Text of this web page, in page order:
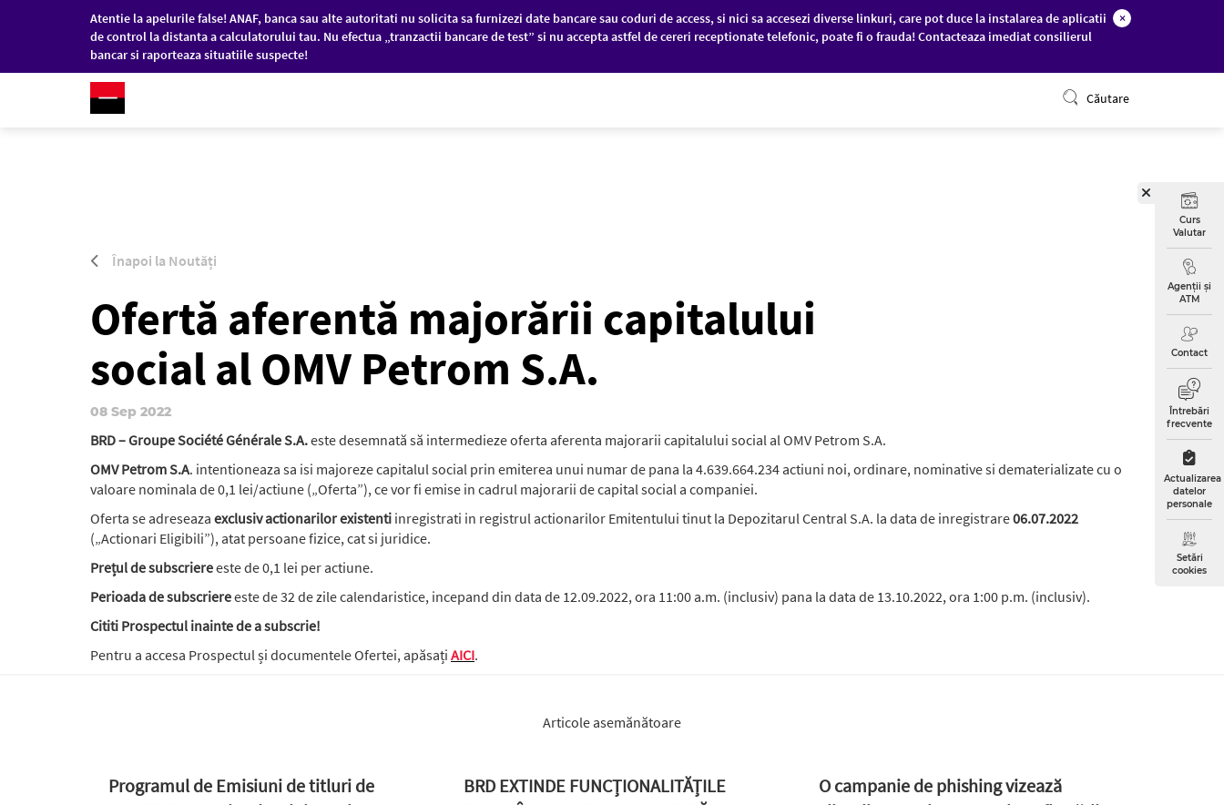
Atentie la apelurile false! ANAF, banca sau alte autoritati nu solicita sa furnizezi date bancare sau coduri de access, si nici sa accesezi diverse linkuri, care pot duce la instalarea de aplicatii
de control la distanta a calculatorului tau. Nu efectua „tranzactii bancare de test” si nu accepta astfel de cereri receptionate telefonic, poate fi o frauda! Contacteaza imediat consilierul
bancar si raporteaza situatiile suspecte!
×
RO/EN PERSOANE FIZICE
Căutare
Curs
Valutar
Agenții și
ATM
Contact
Întrebări
frecvente
Actualizarea
datelor
personale
Setări
cookies
Înapoi la Noutăți
Ofertă aferentă majorării capitalului
social al OMV Petrom S.A.
08 Sep 2022
BRD – Groupe Société Générale S.A.este desemnată să intermedieze oferta aferenta majorarii capitalului social al OMV Petrom S.A.
OMV Petrom S.A. intentioneaza sa isi majoreze capitalul social prin emiterea unui numar de pana la 4.639.664.234 actiuni noi, ordinare, nominative si dematerializate cu o
valoare nominala de 0,1 lei/actiune („Oferta”), ce vor fi emise in cadrul majorarii de capital social a companiei.
Oferta se adreseaza exclusiv actionarilor existenti inregistrati in registrul actionarilor Emitentului tinut la Depozitarul Central S.A. la data de inregistrare06.07.2022
(„Actionari Eligibili”), atat persoane fizice, cat si juridice.
Prețul de subscriereeste de 0,1 lei per actiune.
Perioada de subscriereeste de 32 de zile calendaristice, incepand din data de 12.09.2022, ora 11:00 a.m. (inclusiv) pana la data de 13.10.2022, ora 1:00 p.m. (inclusiv).
Cititi Prospectul inainte de a subscrie!
Pentru a accesa Prospectul și documentele Ofertei, apăsați AICI.
Articole asemănătoare
Programul de Emisiuni de titluri de
BRD EXTINDE FUNCȚIONALITĂȚILE
O campanie de phishing vizează